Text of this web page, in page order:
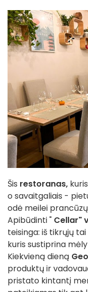
Šis restoranas,
o savaitgaliais -
odė meilei
Apibūdinti " Cellar"
teisinga: iš tikrųjų
kuris sustiprina
Kiekvieną dieną
produktų ir
pristato kintantį